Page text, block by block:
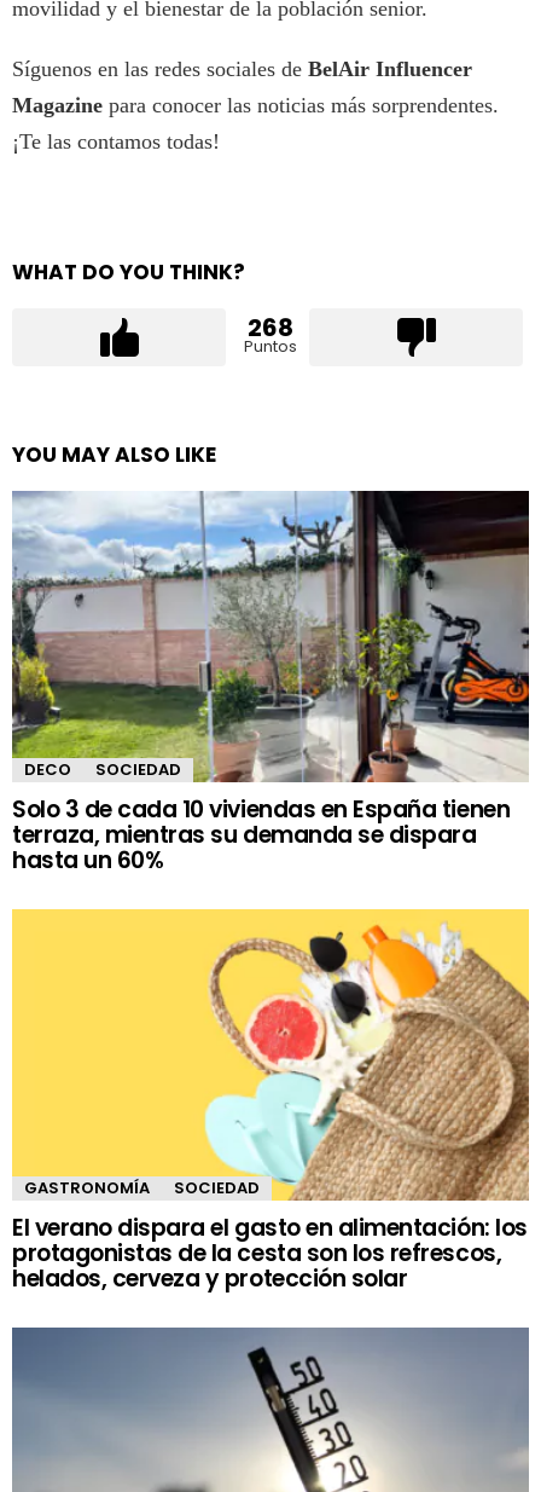
movilidad y el bienestar de la población senior.
Síguenos en las redes sociales de BelAir Influencer
Magazine para conocer las noticias más sorprendentes.
¡Te las contamos todas!
WHAT DO YOU THINK?
268
Puntos
YOU MAY ALSO LIKE
DECO SOCIEDAD
Solo 3 de cada 10 viviendas en España tienen
terraza, mientras su demanda se dispara
hasta un 60%
GASTRONOMÍA SOCIEDAD
El verano dispara el gasto en alimentación: los
protagonistas de la cesta son los refrescos,
helados, cerveza y protección solar